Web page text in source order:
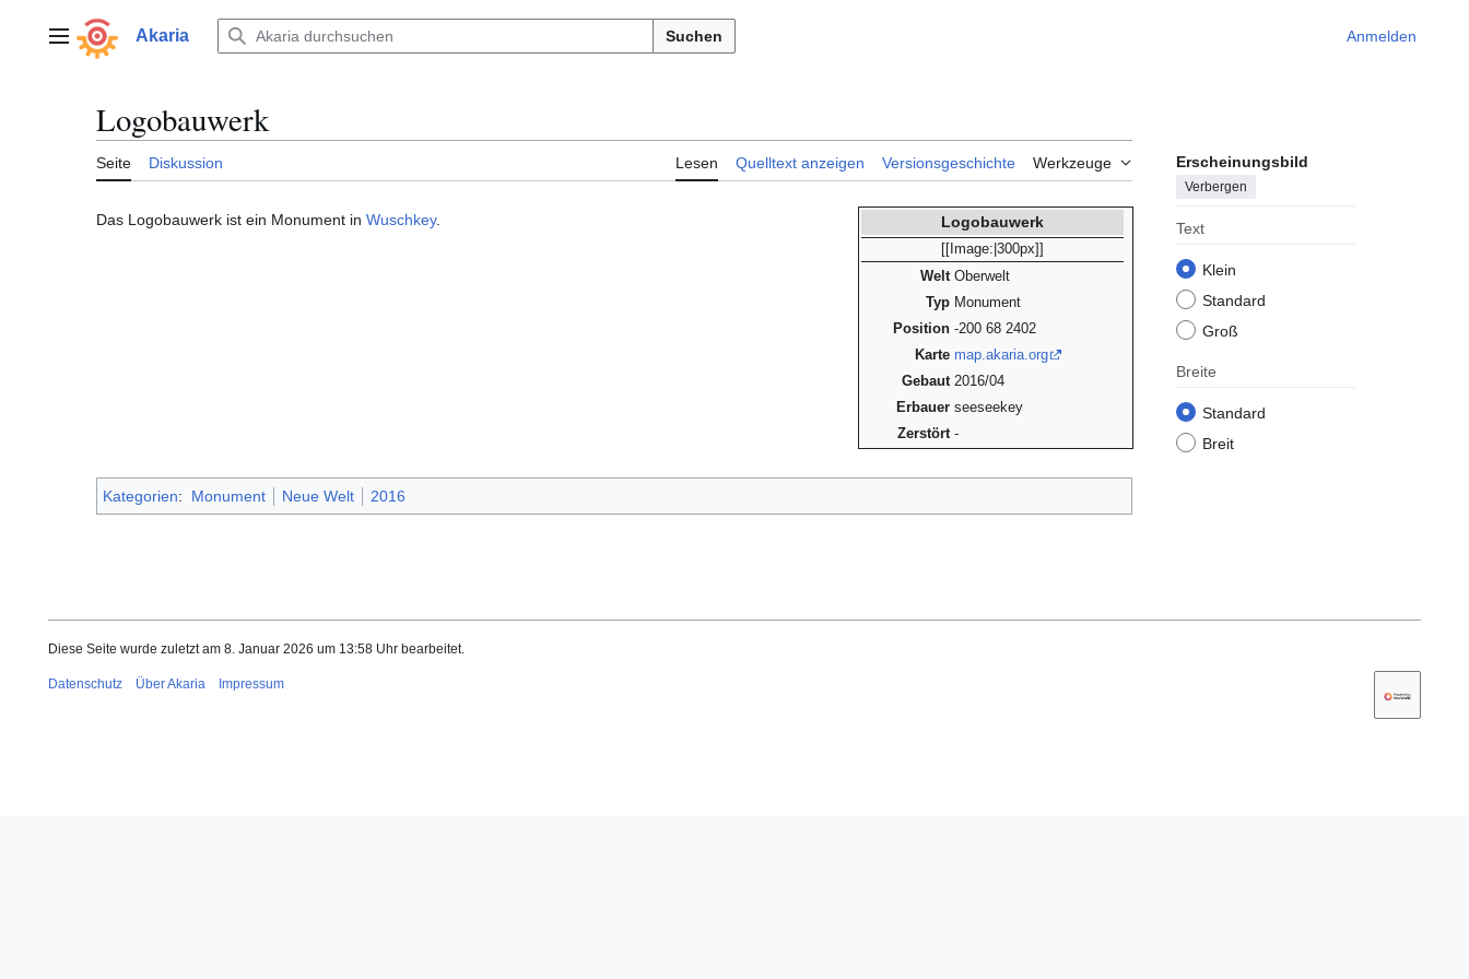
springenHauptmenüAkaria Suchen Anmelden
Logobauwerk
Seite Diskussion Lesen Quelltext anzeigen Versionsgeschichte Werkzeuge Erscheinungsbild
Verbergen
Text
Klein
Standard
Groß
Breite
Standard
Breit
Logobauwerk
[[Image:|300px]]
Welt Oberwelt
Typ Monument
Position -200 68 2402
Karte map.akaria.org
Gebaut 2016/04
Erbauer seeseekey
Zerstört -
Das Logobauwerk ist ein Monument in Wuschkey.
Kategorien: Monument Neue Welt 2016
Diese Seite wurde zuletzt am 8. Januar 2026 um 13:58 Uhr bearbeitet.
Datenschutz Über Akaria Impressum